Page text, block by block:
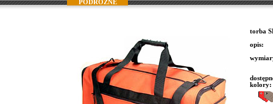
PODRÓŻNE
torba
opis:
kolory: